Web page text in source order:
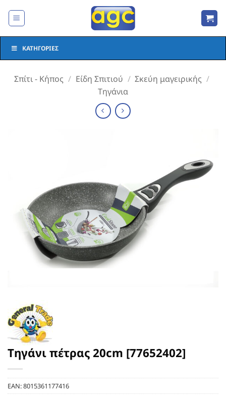
στο
ΚΑΤΗΓΟΡΊΕΣ
Σπίτι - Κήπος / Είδη Σπιτιού / Σκεύη μαγειρικής /
Τηγάνια
Τηγάνι πέτρας 20cm [77652402]
EAN:8015361177416